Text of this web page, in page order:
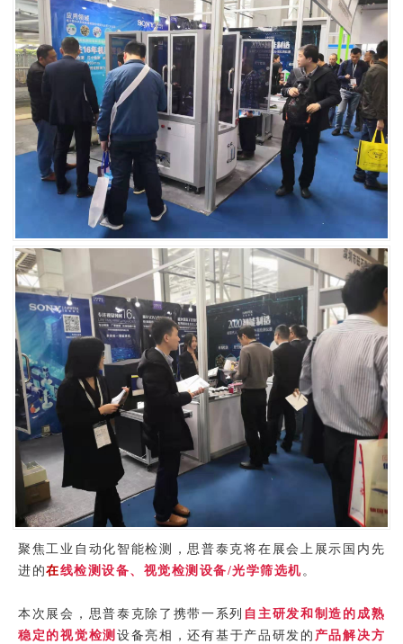
聚焦工业自动化智能检测，思普泰克将在展会上展示国内先
进的在线检测设备、视觉检测设备/光学筛选机。
本次展会，思普泰克除了携带一系列 自主研发和制造的成熟
稳定的视觉检测 设备亮相，还有基于产品研发的 产品解决方